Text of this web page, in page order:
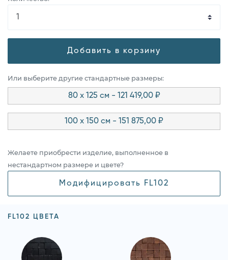
Добавить в корзину
Или выберите другие стандартные размеры:
80 x 125 см - 121 419,00 ₽
100 x 150 см - 151 875,00 ₽
Желаете приобрести изделие, выполненное в
нестандартном размере и цвете?
Модифицировать FL102
FL102 ЦВЕТА